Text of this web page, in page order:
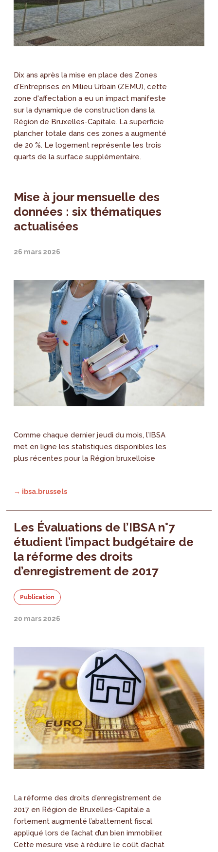
Dix ans après la mise en place des Zones
d'Entreprises en Milieu Urbain (ZEMU), cette
zone d'affectation a eu un impact manifeste
sur la dynamique de construction dans la
Région de Bruxelles-Capitale. La superficie
plancher totale dans ces zones a augmenté
de 20 %. Le logement représente les trois
quarts de la surface supplémentaire.
Mise à jour mensuelle des
données : six thématiques
actualisées
26 mars 2026
Comme chaque dernier jeudi du mois, l’IBSA
met en ligne les statistiques disponibles les
plus récentes pour la Région bruxelloise
→ ibsa.brussels
Les Évaluations de l’IBSA n°7
étudient l’impact budgétaire de
la réforme des droits
d’enregistrement de 2017
Publication
20 mars 2026
La réforme des droits d’enregistrement de
2017 en Région de Bruxelles-Capitale a
fortement augmenté l’abattement fiscal
appliqué lors de l’achat d’un bien immobilier.
Cette mesure vise à réduire le coût d’achat